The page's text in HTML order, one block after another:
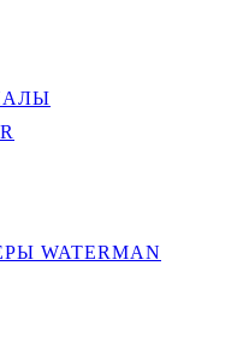
WATERMAN